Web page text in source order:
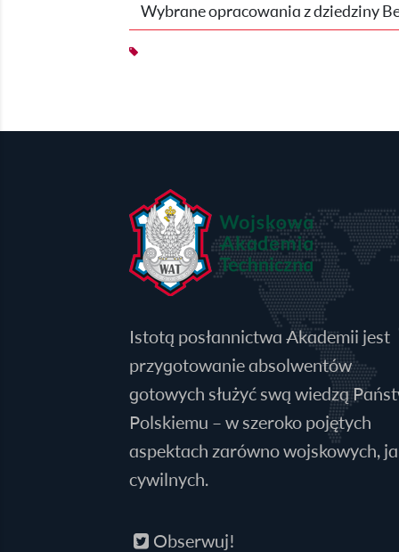
Wybrane opracowania z dziedziny
Istotą posłannictwa Akademii jest
przygotowanie absolwentów
gotowych służyć swą wiedzą
Polskiemu – w szeroko pojętych
aspektach zarówno wojskowych,
cywilnych.
Obserwuj!